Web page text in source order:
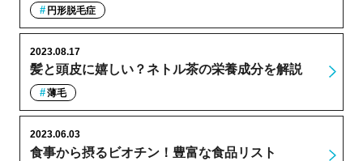
円形脱毛症
髪と頭皮に嬉しい？ネトル茶の栄養成分を解説
2023.08.17
薄毛
食事から摂るビオチン！豊富な食品リスト
2023.06.03